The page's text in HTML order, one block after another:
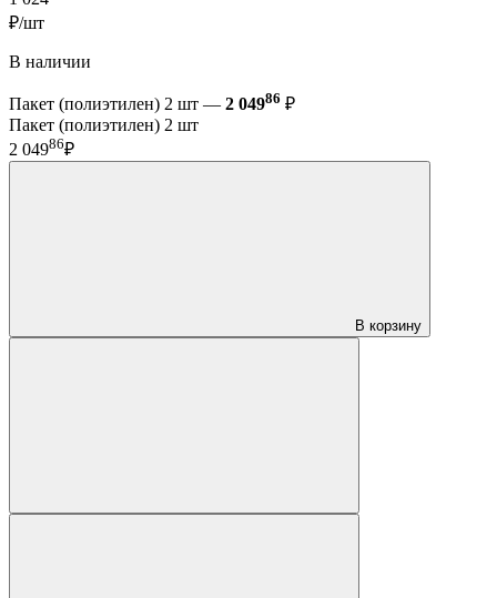
₽/шт
В наличии
Пакет (полиэтилен) 2 шт — 2 04986 ₽
Пакет (полиэтилен) 2 шт
2 04986₽
В корзину